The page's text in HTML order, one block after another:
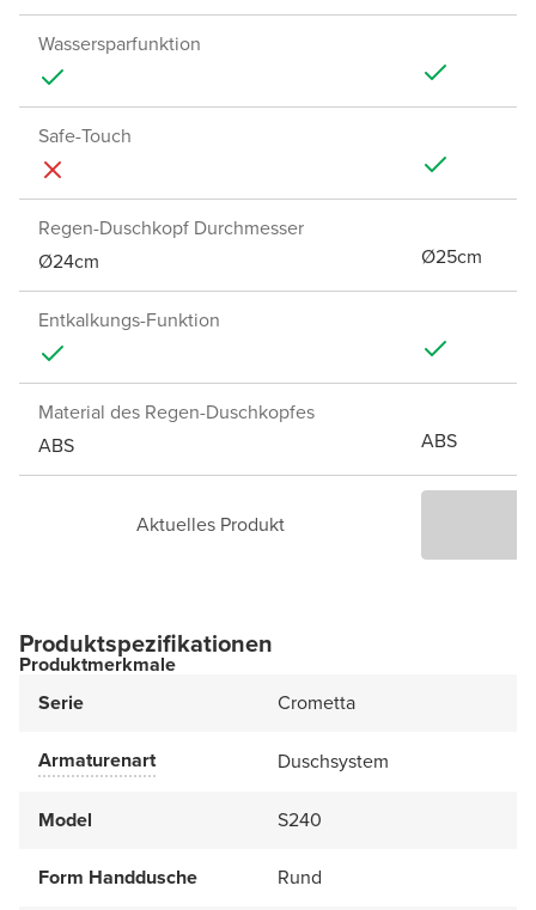
Wassersparfunktion
Safe-Touch
Regen-Duschkopf Durchmesser
Ø24cm
Ø25cm
Entkalkungs-Funktion
Material des Regen-Duschkopfes
ABS
ABS
Aktuelles Produkt
Produktspezifikationen
Produktmerkmale
Serie
Crometta
Armaturenart Duschsystem
Model S240
Form Handdusche Rund